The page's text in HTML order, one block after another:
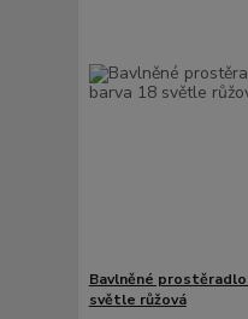
Bavlněné prostěradlo
světle růžová